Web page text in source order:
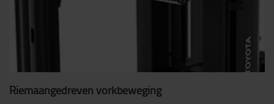
Riemaangedreven vorkbeweging